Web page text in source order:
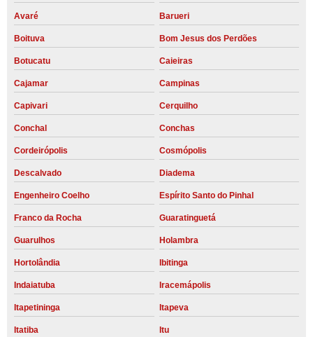
Avaré Barueri
Boituva Bom Jesus dos Perdões
Botucatu Caieiras
Cajamar Campinas
Capivari Cerquilho
Conchal Conchas
Cordeirópolis Cosmópolis
Descalvado Diadema
Engenheiro Coelho Espírito Santo do Pinhal
Franco da Rocha Guaratinguetá
Guarulhos Holambra
Hortolândia Ibitinga
Indaiatuba Iracemápolis
Itapetininga Itapeva
Itatiba Itu